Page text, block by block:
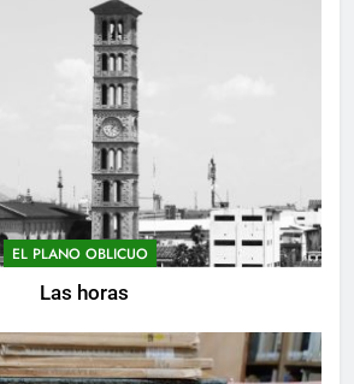
EL PLANO OBLICUO
Las horas